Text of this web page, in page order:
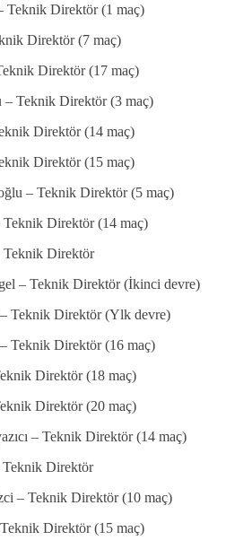
Teknik Direktör (1 maç)
Direktör (7 maç)
Direktör (17 maç)
– Teknik Direktör (3 maç)
Direktör (14 maç)
Direktör (15 maç)
– Teknik Direktör (5 maç)
Teknik Direktör (14 maç)
Teknik Direktör
– Teknik Direktör (İkinci devre)
Teknik Direktör (Ylk devre)
Teknik Direktör (16 maç)
Direktör (18 maç)
Direktör (20 maç)
– Teknik Direktör (14 maç)
Direktör
– Teknik Direktör (10 maç)
Direktör (15 maç)